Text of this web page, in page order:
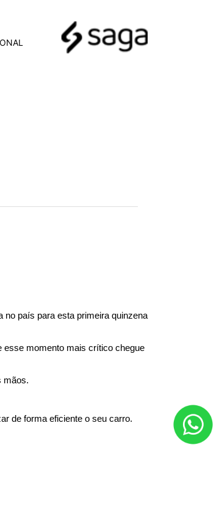
no país para esta primeira quinzena
esse momento mais crítico chegue
mãos.
de forma eficiente o seu carro.